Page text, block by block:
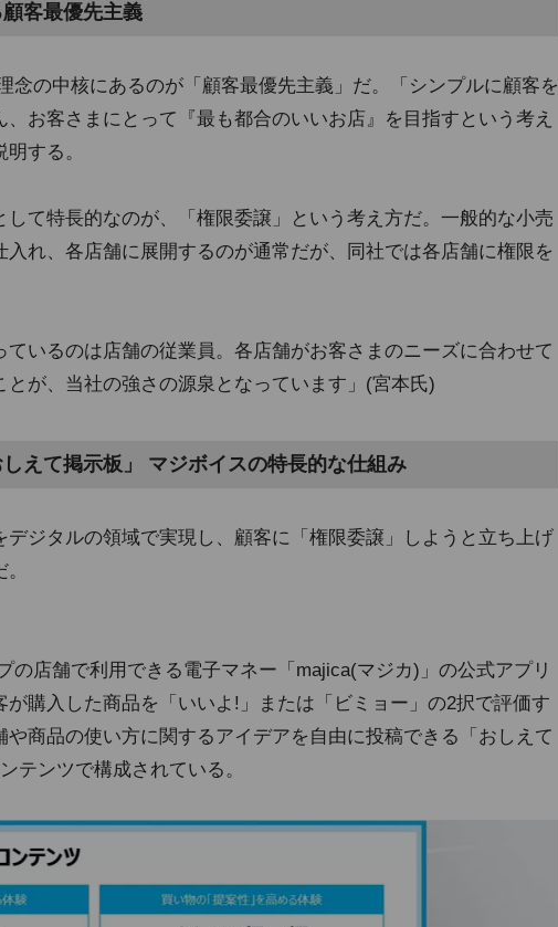
顧客最優先主義
念の中核にあるのが「顧客最優先主義」だ。「シンプルに顧客を
お客さまにとって『最も都合のいいお店』を目指すという考え
する。
して特長的なのが、「権限委譲」という考え方だ。一般的な小売
れ、各店舗に展開するのが通常だが、同社では各店舗に権限を
ているのは店舗の従業員。各店舗がお客さまのニーズに合わせて
とが、当社の強さの源泉となっています」(宮本氏)
しえて掲示板」 マジボイスの特長的な仕組み
デジタルの領域で実現し、顧客に「権限委譲」しようと立ち上げ
の店舗で利用できる電子マネー「majica(マジカ)」の公式アプリ
が購入した商品を「いいよ!」または「ビミョー」の2択で評価す
や商品の使い方に関するアイデアを自由に投稿できる「おしえて
テンツで構成されている。